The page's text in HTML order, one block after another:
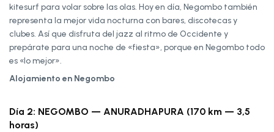
kitesurf para volar sobre las olas. Hoy en día, Negombo también
representa la mejor vida nocturna con bares, discotecas y
clubes. Así que disfruta del jazz al ritmo de Occidente y
prepárate para una noche de «fiesta», porque en Negombo todo
es «lo mejor».
Alojamiento en Negombo
Día 2: NEGOMBO — ANURADHAPURA (170 km — 3,5
horas)